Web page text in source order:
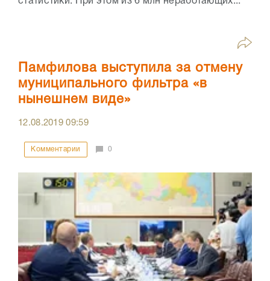
Памфилова выступила за отмену
муниципального фильтра «в
нынешнем виде»
12.08.201909:59
Комментарии 0